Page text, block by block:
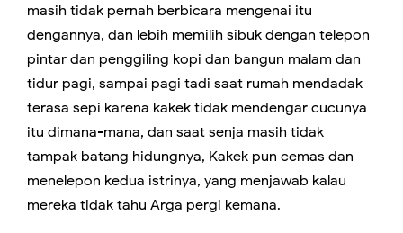
masih tidak pernah berbicara mengenai itu
dengannya, dan lebih memilih sibuk dengan telepon
pintar dan penggiling kopi dan bangun malam dan
tidur pagi, sampai pagi tadi saat rumah mendadak
terasa sepi karena kakek tidak mendengar cucunya
itu dimana-mana, dan saat senja masih tidak
tampak batang hidungnya, Kakek pun cemas dan
menelepon kedua istrinya, yang menjawab kalau
mereka tidak tahu Arga pergi kemana.